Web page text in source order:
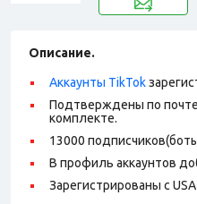
Описание.
Аккаунты TikTok
Подтверждены по
комплекте.
13000
В профиль аккаунтов
Зарегистрированы с